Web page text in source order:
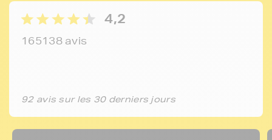
4,2
165138 avis
92 avis sur les 30 derniers jours